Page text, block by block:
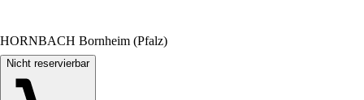
HORNBACH Bornheim (Pfalz)
Nicht reservierbar